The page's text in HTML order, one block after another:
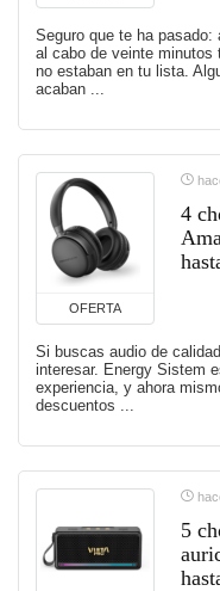
Seguro que te ha
al cabo de veinte minutos
no estaban en tu lista.
acaban ...
OFERTA
4
Si buscas audio de
interesar. Energy Sistem
experiencia, y ahora
descuentos ...
5